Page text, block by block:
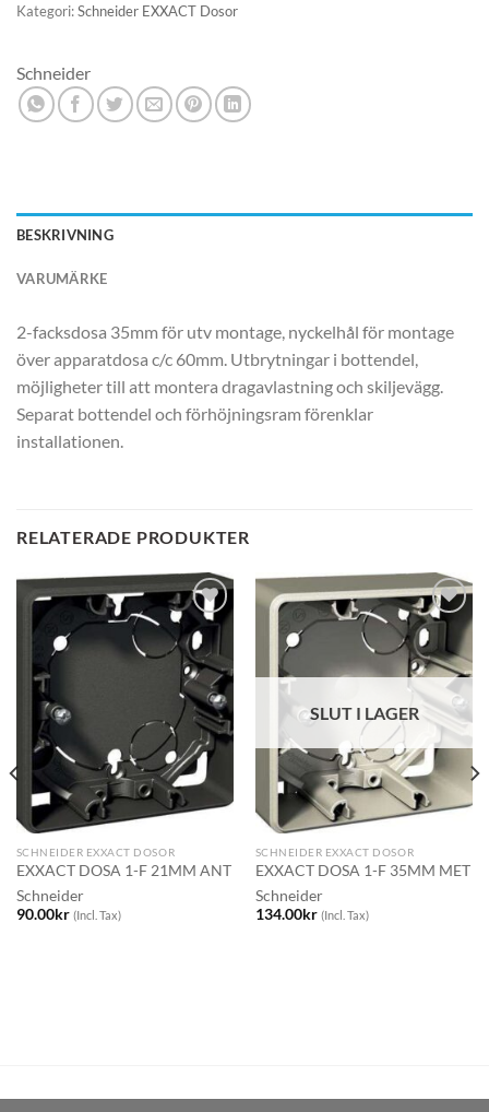
Kategori:Schneider EXXACT Dosor
Schneider
BESKRIVNING
VARUMÄRKE
2-facksdosa 35mm för utv montage, nyckelhål för montage
över apparatdosa c/c 60mm. Utbrytningar i bottendel,
möjligheter till att montera dragavlastning och skiljevägg.
Separat bottendel och förhöjningsram förenklar
installationen.
RELATERADE PRODUKTER
SCHNEIDER EXXACT DOSOR
EXXACT DOSA 1-F 21MM ANT
Schneider
90.00kr (Incl. Tax)
SLUT I LAGER
SCHNEIDER EXXACT DOSOR
EXXACT DOSA 1-F 35MM MET
Schneider
134.00kr (Incl. Tax)